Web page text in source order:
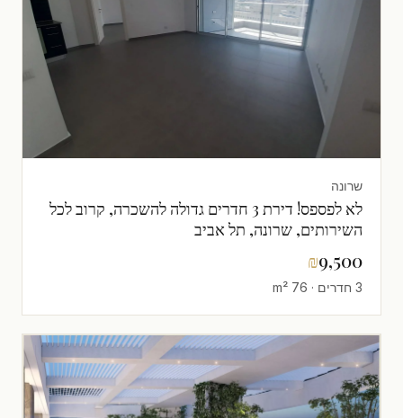
שרונה
לא לפספס! דירת 3 חדרים גדולה להשכרה, קרוב לכל
השירותים, שרונה, תל אביב
₪9,500
3 חדרים · 76 m²